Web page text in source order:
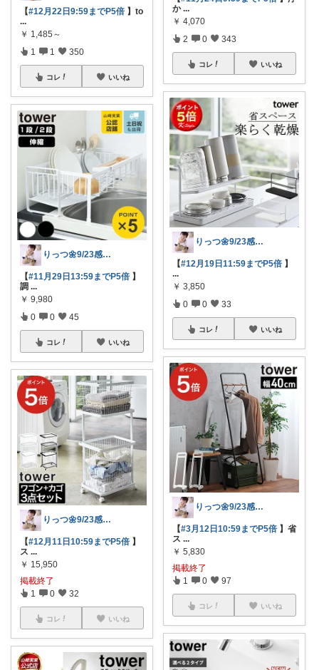
【#12月22日9:59までP5倍 】to
...
￥ 1,485～
1 1 350
コレ いいね
りっつ🌼9/23感謝です🩵
【#11月29日13:59までP5倍 】
調 ...
￥ 9,980
0 0 45
コレ いいね
りっつ🌼9/23感謝です🩵
【#12月11日10:59までP5倍 】
ス ...
￥ 15,950
掲載終了
1 0 32
コレ いいね
か ...
￥ 4,070
2 0 343
コレ いいね
りっつ🌼9/23感謝です🩵
【#12月19日11:59までP5倍 】
...
￥ 3,850
0 0 33
コレ いいね
りっつ🌼9/23感謝です🩵
【#3月12日10:59までP5倍 】省
ス ...
￥ 5,830
掲載終了
1 0 97
コレ いいね